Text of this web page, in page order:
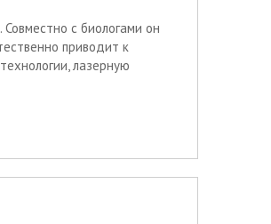
с биологами он
приводит к
лазерную